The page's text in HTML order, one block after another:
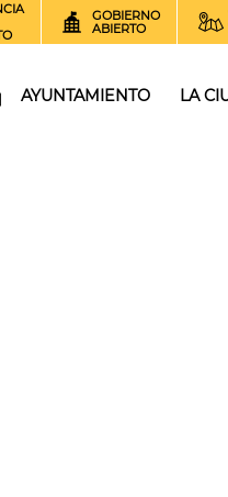
GOBIERNO
ABIERTO
AYUNTAMIENTO LA